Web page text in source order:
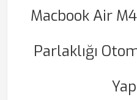
Macbook Air
Parlaklığı